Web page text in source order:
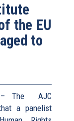
the EU
to
– The AJC
a panelist